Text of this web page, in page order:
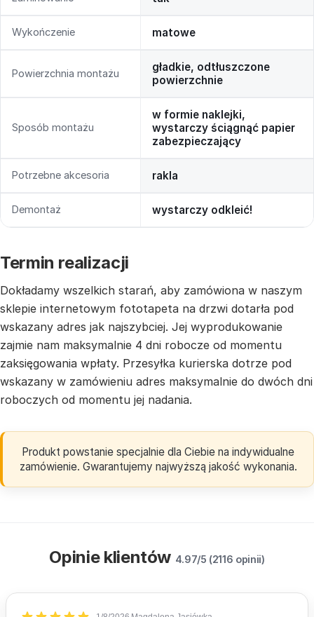
Wykończenie matowe
Powierzchnia montażu
gładkie, odtłuszczone
powierzchnie
Sposób montażu
w formie naklejki,
wystarczy ściągnąć papier
zabezpieczający
Potrzebne akcesoria rakla
Demontaż wystarczy odkleić!
Termin realizacji
Dokładamy wszelkich starań, aby zamówiona w naszym
sklepie internetowym fototapeta na drzwi dotarła pod
wskazany adres jak najszybciej. Jej wyprodukowanie
zajmie nam maksymalnie 4 dni robocze od momentu
zaksięgowania wpłaty. Przesyłka kurierska dotrze pod
wskazany w zamówieniu adres maksymalnie do dwóch dni
roboczych od momentu jej nadania.
Produkt powstanie specjalnie dla Ciebie na indywidualne
zamówienie. Gwarantujemy najwyższą jakość wykonania.
Opinie klientów 4.97/5 (2116 opinii)